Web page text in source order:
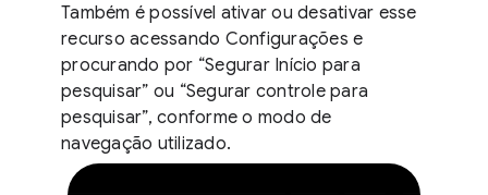
Também é possível ativar ou desativar esse
recurso acessando Configurações e
procurando por “Segurar Início para
pesquisar” ou “Segurar controle para
pesquisar”, conforme o modo de
navegação utilizado.